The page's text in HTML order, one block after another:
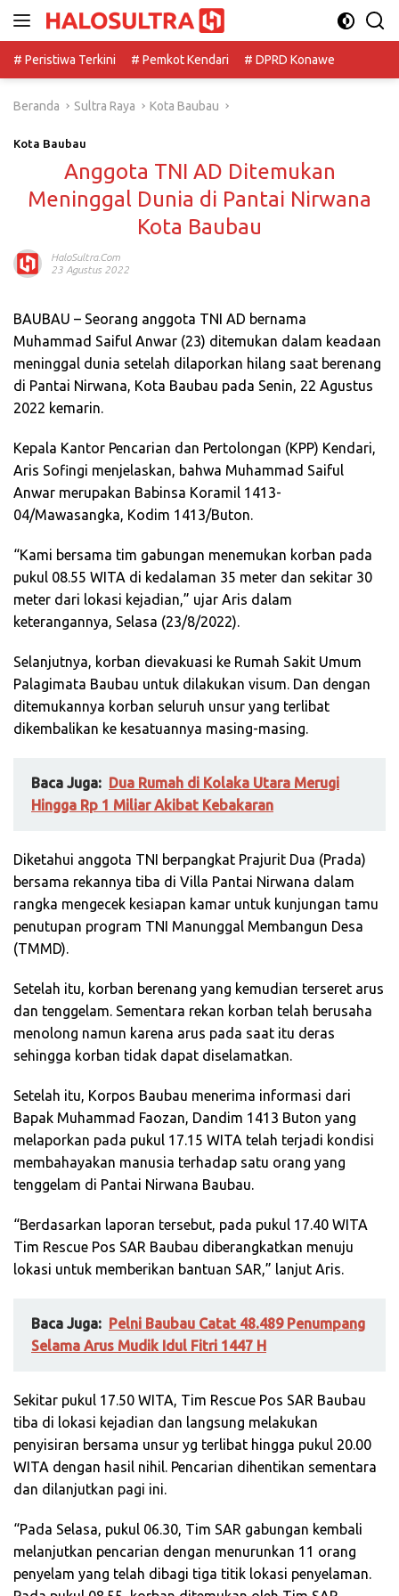
# Peristiwa Terkini
# Pemkot Kendari # DPRD Konawe
Beranda Sultra Raya Kota Baubau
Kota Baubau
Anggota TNI AD Ditemukan
Meninggal Dunia di Pantai Nirwana
Kota Baubau
HaloSultra.com
23 Agustus 2022
BAUBAU – Seorang anggota TNI AD bernama
Muhammad Saiful Anwar (23) ditemukan dalam keadaan
meninggal dunia setelah dilaporkan hilang saat berenang
di Pantai Nirwana, Kota Baubau pada Senin, 22 Agustus
2022 kemarin.
Kepala Kantor Pencarian dan Pertolongan (KPP) Kendari,
Aris Sofingi menjelaskan, bahwa Muhammad Saiful
Anwar merupakan Babinsa Koramil 1413-
04/Mawasangka, Kodim 1413/Buton.
“Kami bersama tim gabungan menemukan korban pada
pukul 08.55 WITA di kedalaman 35 meter dan sekitar 30
meter dari lokasi kejadian,” ujar Aris dalam
keterangannya, Selasa (23/8/2022).
Selanjutnya, korban dievakuasi ke Rumah Sakit Umum
Palagimata Baubau untuk dilakukan visum. Dan dengan
ditemukannya korban seluruh unsur yang terlibat
dikembalikan ke kesatuannya masing-masing.
Baca Juga: Dua Rumah di Kolaka Utara Merugi
Hingga Rp 1 Miliar Akibat Kebakaran
Diketahui anggota TNI berpangkat Prajurit Dua (Prada)
bersama rekannya tiba di Villa Pantai Nirwana dalam
rangka mengecek kesiapan kamar untuk kunjungan tamu
penutupan program TNI Manunggal Membangun Desa
(TMMD).
Setelah itu, korban berenang yang kemudian terseret arus
dan tenggelam. Sementara rekan korban telah berusaha
menolong namun karena arus pada saat itu deras
sehingga korban tidak dapat diselamatkan.
Setelah itu, Korpos Baubau menerima informasi dari
Bapak Muhammad Faozan, Dandim 1413 Buton yang
melaporkan pada pukul 17.15 WITA telah terjadi kondisi
membahayakan manusia terhadap satu orang yang
tenggelam di Pantai Nirwana Baubau.
“Berdasarkan laporan tersebut, pada pukul 17.40 WITA
Tim Rescue Pos SAR Baubau diberangkatkan menuju
lokasi untuk memberikan bantuan SAR,” lanjut Aris.
Baca Juga: Pelni Baubau Catat 48.489 Penumpang
Selama Arus Mudik Idul Fitri 1447 H
Sekitar pukul 17.50 WITA, Tim Rescue Pos SAR Baubau
tiba di lokasi kejadian dan langsung melakukan
penyisiran bersama unsur yg terlibat hingga pukul 20.00
WITA dengan hasil nihil. Pencarian dihentikan sementara
dan dilanjutkan pagi ini.
“Pada Selasa, pukul 06.30, Tim SAR gabungan kembali
melanjutkan pencarian dengan menurunkan 11 orang
penyelam yang telah dibagi tiga titik lokasi penyelaman.